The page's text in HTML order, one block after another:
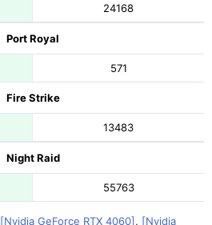
24168
Port Royal
571
Fire Strike
13483
Night Raid
55763
[Nvidia GeForce RTX 4060], [Nvidia